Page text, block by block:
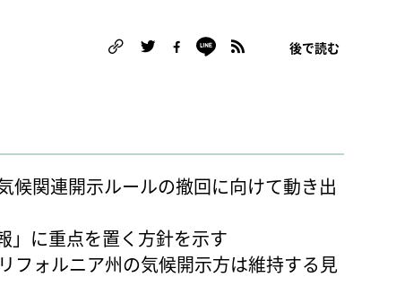
後で読む
候関連開示ルールの撤回に向けて動き出
」に重点を置く方針を示す
フォルニア州の気候開示方は維持する見